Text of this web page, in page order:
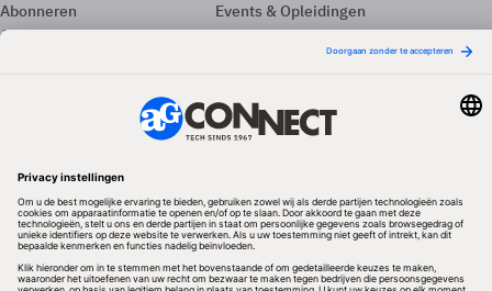
Abonneren
Adverteren
Events & Opleidingen
Nieuwsbrieven
Volg ons
Redactionele partner